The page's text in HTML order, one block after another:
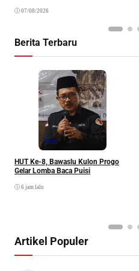
07/08/2026
Berita Terbaru
Berita
HUT Ke-8, Bawaslu Kulon Progo
Gelar Lomba Baca Puisi
6 jam lalu
Artikel Populer